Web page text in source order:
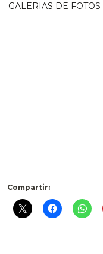
GALERIAS DE FOTOS
Compartir: